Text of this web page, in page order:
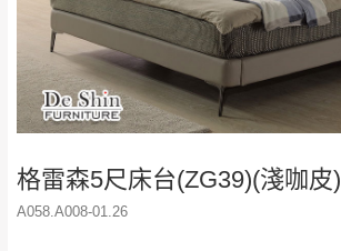
格雷森5尺床台(ZG39)(淺咖皮)
A058.A008-01.26